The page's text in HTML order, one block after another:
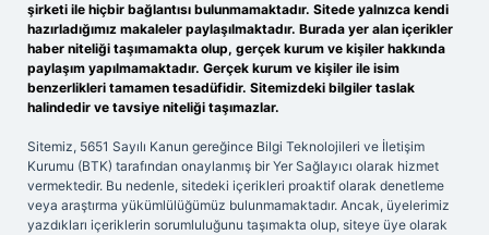
şirketi ile hiçbir bağlantısı bulunmamaktadır. Sitede yalnızca kendi
hazırladığımız makaleler paylaşılmaktadır. Burada yer alan içerikler
haber niteliği taşımamakta olup, gerçek kurum ve kişiler hakkında
paylaşım yapılmamaktadır. Gerçek kurum ve kişiler ile isim
benzerlikleri tamamen tesadüfidir. Sitemizdeki bilgiler taslak
halindedir ve tavsiye niteliği taşımazlar.
Sitemiz, 5651 Sayılı Kanun gereğince Bilgi Teknolojileri ve İletişim
Kurumu (BTK) tarafından onaylanmış bir Yer Sağlayıcı olarak hizmet
vermektedir. Bu nedenle, sitedeki içerikleri proaktif olarak denetleme
veya araştırma yükümlülüğümüz bulunmamaktadır. Ancak, üyelerimiz
yazdıkları içeriklerin sorumluluğunu taşımakta olup, siteye üye olarak